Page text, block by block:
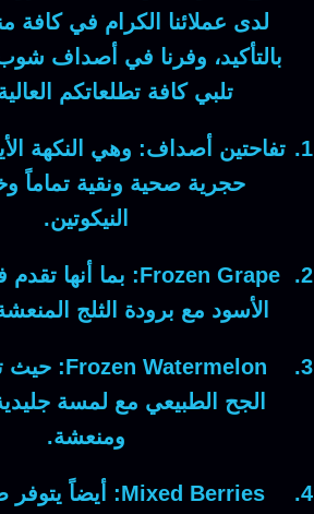
لدى عملائنا الكرام في كافة
بالتأكيد، وفرنا في أصداف
تلبي كافة تطلعاتكم
تفاحتين أصداف: وهي النكهة
حجرية صحية ونقية تماماً
النيكوتين.
Frozen Grape: بما أنها تقدم
الأسود مع برودة الثلج
Frozen Watermelon: حيث
الجح الطبيعي مع لمسة
ومنعشة.
Mixed Berries: أيضاً يتوفر